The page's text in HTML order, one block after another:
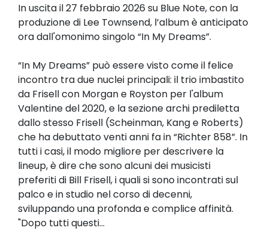
In uscita il 27 febbraio 2026 su Blue Note, con la
produzione di Lee Townsend, l’album è anticipato
ora dall'omonimo singolo “In My Dreams”.
“In My Dreams” può essere visto come il felice
incontro tra due nuclei principali: il trio imbastito
da Frisell con Morgan e Royston per l'album
Valentine del 2020, e la sezione archi prediletta
dallo stesso Frisell (Scheinman, Kang e Roberts)
che ha debuttato venti anni fa in “Richter 858”. In
tutti i casi, il modo migliore per descrivere la
lineup, è dire che sono alcuni dei musicisti
preferiti di Bill Frisell, i quali si sono incontrati sul
palco e in studio nel corso di decenni,
sviluppando una profonda e complice affinità.
"Dopo tutti questi...